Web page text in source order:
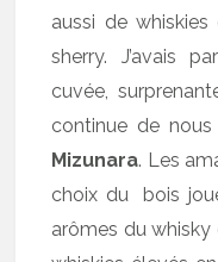
aussi de
sherry. J’avais
cuvée,
continue de
Mizunara. Les
choix du bois
arômes du whisky